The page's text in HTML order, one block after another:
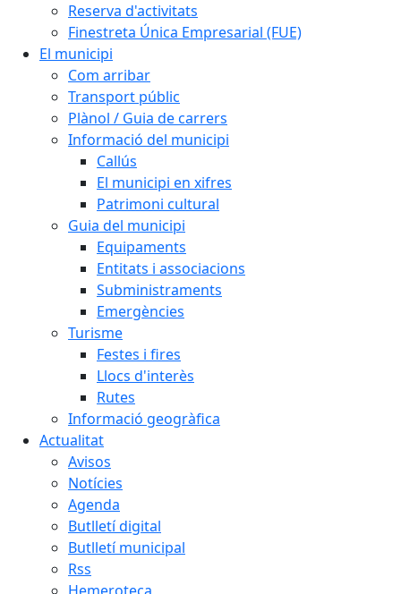
Reserva d'activitats
Finestreta Única Empresarial (FUE)
El municipi
Com arribar
Transport públic
Plànol / Guia de carrers
Informació del municipi
Callús
El municipi en xifres
Patrimoni cultural
Guia del municipi
Equipaments
Entitats i associacions
Subministraments
Emergències
Turisme
Festes i fires
Llocs d'interès
Rutes
Informació geogràfica
Actualitat
Avisos
Notícies
Agenda
Butlletí digital
Butlletí municipal
Rss